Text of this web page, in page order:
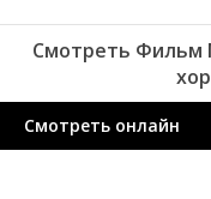
Смотреть Фильм
Смотреть онлайн